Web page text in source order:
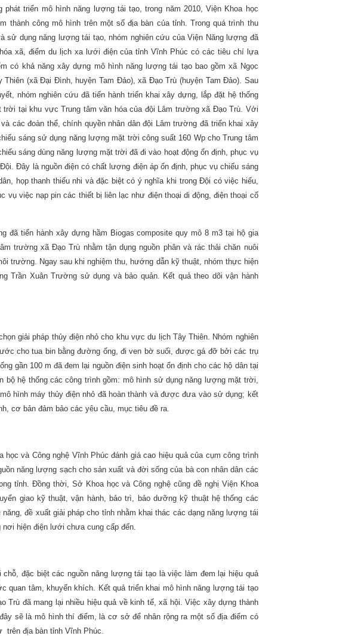
phát triển mô hình năng lượng tái tạo, trong năm 2010, Viện Khoa học
thành công mô hình trên một số địa bàn của tỉnh. Trong quá trình thu
sử dụng năng lượng tái tạo, nhóm nghiên cứu của Viện Năng lượng đã
xã, điểm du lịch xa lưới điện của tỉnh Vĩnh Phúc có các tiêu chí lựa
có khả năng xây dựng mô hình năng lượng tái tạo bao gồm xã Ngọc
Thiên (xã Đại Đình, huyện Tam Đảo), xã Đạo Trù (huyện Tam Đảo). Sau
nhóm nghiên cứu đã tiến hành triển khai xây dựng, lắp đặt hệ thống
tại khu vực Trung tâm văn hóa của đội Lâm trường xã Đạo Trù. Với
các đoàn thể, chính quyền nhân dân đội Lâm trường đã triển khai xây
sáng sử dụng năng lượng mặt trời công suất 160 Wp cho Trung tâm
sáng dùng năng lượng mặt trời đã đi vào hoạt động ổn định, phục vụ
Đây là nguồn điện có chất lượng điện áp ổn định, phục vụ chiếu sáng
họp thanh thiếu nhi và đặc biệt có ý nghĩa khi trong Đội có việc hiếu,
vụ việc nạp pin các thiết bị liên lạc như điện thoại di động, điện thoại cố
đã tiến hành xây dựng hầm Biogas composite quy mô 8 m3 tại hộ gia
trường xã Đạo Trù nhằm tận dụng nguồn phân và rác thải chăn nuôi
trường. Ngay sau khi nghiệm thu, hướng dẫn kỹ thuật, nhóm thực hiện
Trần Xuân Trường sử dụng và bảo quản. Kết quả theo dõi vận hành
giải pháp thủy điện nhỏ cho khu vực du lịch Tây Thiên. Nhóm nghiên
cho tua bin bằng đường ống, đi ven bờ suối, được gá đỡ bởi các trụ
gần 100 m đã đem lại nguồn điện sinh hoạt ổn định cho các hộ dân tại
bộ hệ thống các công trình gồm: mô hình sử dụng năng lượng mặt trời,
hình máy thủy điện nhỏ đã hoàn thành và được đưa vào sử dụng; kết
cơ bản đảm bảo các yêu cầu, mục tiêu đề ra.
và Công nghệ Vĩnh Phúc đánh giá cao hiệu quả của cụm công trình
năng lượng sạch cho sản xuất và đời sống của bà con nhân dân các
tỉnh. Đồng thời, Sở Khoa học và Công nghệ cũng đề nghị Viện Khoa
giao kỹ thuật, vận hành, bảo trì, bảo dưỡng kỹ thuật hệ thống các
đề xuất giải pháp cho tỉnh nhằm khai thác các dạng năng lượng tái
hiện điện lưới chưa cung cấp đến.
đặc biệt các nguồn năng lượng tái tạo là việc làm đem lại hiệu quả
quan tâm, khuyến khích. Kết quả triển khai mô hình năng lượng tái tạo
Trù đã mang lại nhiều hiệu quả về kinh tế, xã hội. Việc xây dựng thành
sẽ là mô hình thí điểm, là cơ sở để nhân rộng ra một số địa điểm có
trên địa bàn tỉnh Vĩnh Phúc.